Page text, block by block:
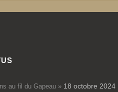
au fil du Gapeau » 18 octobre 2024